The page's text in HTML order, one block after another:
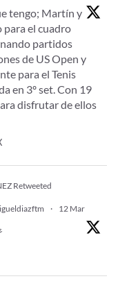
tengo; Martín y
para el cuadro
partidos
de US Open y
para el Tenis
en 3º set. Con 19
disfrutar de ellos
Retweeted
· 12 Mar